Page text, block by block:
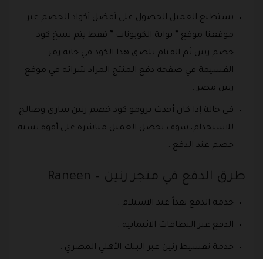
يستطيع العميل الحصول على أفضل أكواد الخصم عبر
موقعنا موقع ” بوابة الكوبونات ” فقط يتم نسخ كود
خصم رنين ثم القيام بلصق هذا الكود في خانة رمز
القسيمة في صفحة دفع المنتج المراد شرائه في موقع
رنين مصر .
في حالة إذا كان أحدث برومو كود خصم رنين ساري وصالح
للاستخدام، سوف يحصل العميل مباشرة على أقوة نسبة
خصم عند الدفع .
طرق الدفع في متجر رنين – Raneen
خدمة الدفع نقداً عند الاستلام .
الدفع عبر البطاقات الائتمانية .
خدمة تقسيط رنين عبر البنك الأهلي المصري .